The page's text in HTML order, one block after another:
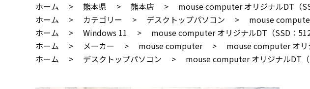
ホーム > 熊本県 > 熊本店 >
mouse computer オリジナルDT（
ホーム
> カテゴリー > デスクトップパソコン >
mouse
ホーム
> Windows 11 >
mouse computer オリジナルDT（SSD：
ホーム
> メーカー > mouse computer >
mouse computer オリ
ホーム
> デスクトップパソコン > mouse computer オリジナルDT（